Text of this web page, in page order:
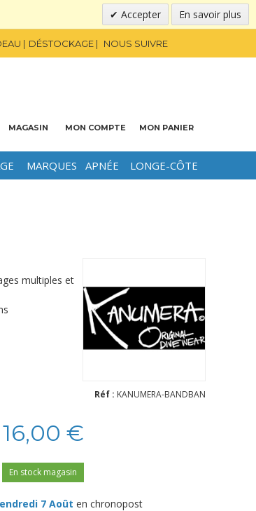
Accepter En savoir plus
DÉSTOCKAGE NOUS SUIVRE
MAGASIN MON COMPTE MON PANIER
MARQUES APNÉE LONGE-CÔTE
multiples et
Réf : KANUMERA-BANDBAN
16,00 €
En stock magasin
7 Août en chronopost